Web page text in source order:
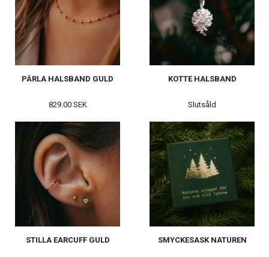
PÄRLA HALSBAND GULD
829.00 SEK
KOTTE HALSBAND
Slutsåld
STILLA EARCUFF GULD SMYCKESASK NATUREN